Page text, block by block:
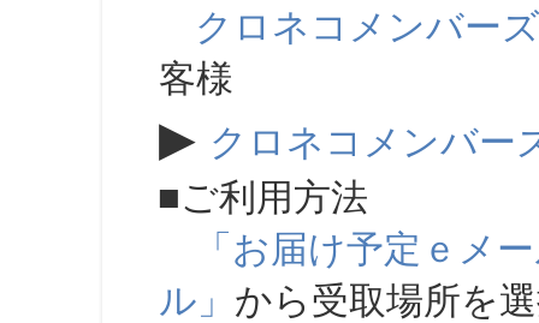
クロネコメンバーズ
客様
▶ クロネコメンバー
■ご利用方法
「お届け予定ｅメ
ル」 から受取場所を